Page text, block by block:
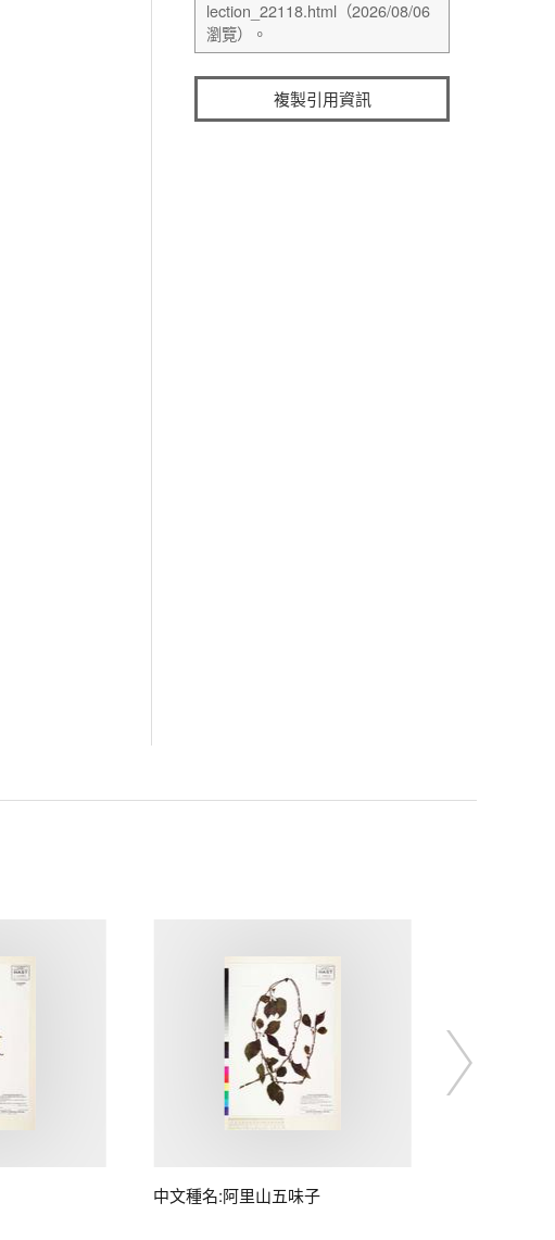
複製引用資訊
中文種名:阿里山五味子